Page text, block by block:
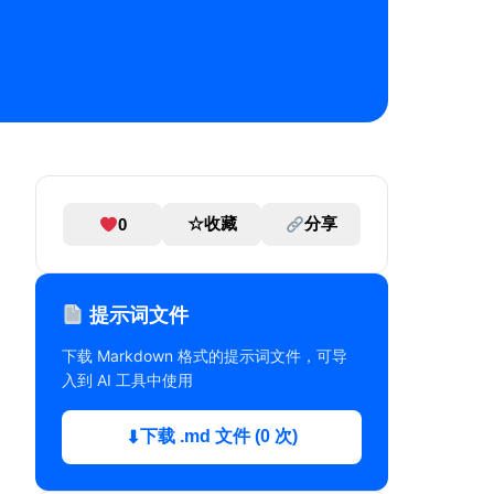
0 ☆收藏 分享
提示词文件
下载 Markdown 格式的提示词文件，可导
入到 AI 工具中使用
⬇下载 .md 文件 (0 次)